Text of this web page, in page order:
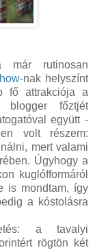
rutinosan
-nak helyszínt
fő attrakciója a
blogger főztjét
együtt -
volt részem:
mert valami
Úgyhogy a
kuglófformáról
is mondtam, így
a kóstolásra
a tavalyi
rögtön két